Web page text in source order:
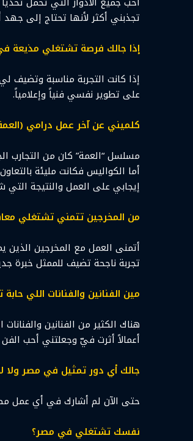
تجذبني أكثر لأنها تحتاج إلى
إذا جالك فرصة تشتغلي مذيعة
إذا كانت التجربة مناسبة وتضيف
على تطوير نفسي فنياً وإعلامياً.
كلميني عن آخر عمل درامي
مسلسل “العمة” كان من التجارب
أما الكواليس فكانت مليئة
إيجابي على العمل والنتيجة
من المخرجين تتمني تشتغلي
أتمنى العمل مع المخرجين الذين
تجربة ناجحة تضيف للممثل خبرة
مين الفنانين والفنانات اللي
هناك الكثير من الفنانين
أعمالاً أثرت فيّ وجعلتني أحب الفن
جالك أي دور تمثيل في مصر ولا
حتى الآن لم أشارك في أي عمل
نفسك تشتغلي في مصر؟